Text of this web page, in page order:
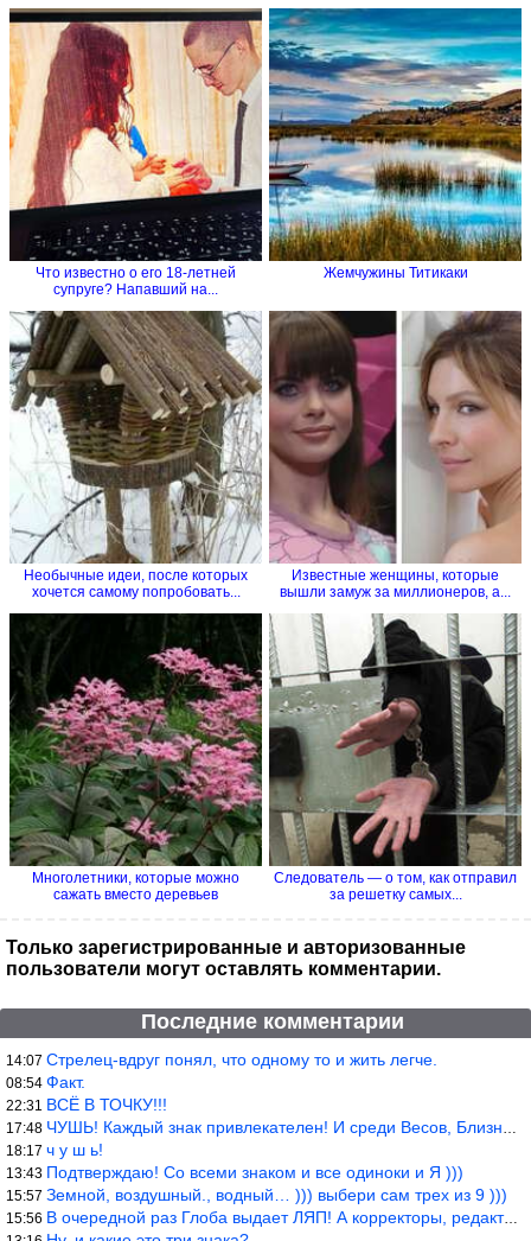
Что известно о его 18-летней
супруге? Напавший на...
Жемчужины Титикаки
Необычные идеи, после которых
хочется самому попробовать...
Известные женщины, которые
вышли замуж за миллионеров, а...
Многолетники, которые можно
сажать вместо деревьев
Следователь — о том, как отправил
за решетку самых...
Только зарегистрированные и авторизованные
пользователи могут оставлять комментарии.
Последние комментарии
14:07 Стрелец-вдруг понял, что одному то и жить легче.
08:54 Факт.
22:31 ВСЁ В ТОЧКУ!!!
17:48 ЧУШЬ! Каждый знак привлекателен! И среди Весов, Близнецов встреч
18:17 ч у ш ь!
13:43 Подтверждаю! Со всеми знаком и все одиноки и Я )))
15:57 Земной, воздушный., водный… ))) выбери сам трех из 9 )))
15:56 В очередной раз Глоба выдает ЛЯП! А корректоры, редакторы пропус